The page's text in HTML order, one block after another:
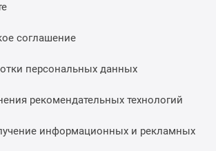
соглашение
персональных данных
рекомендательных технологий
информационных и рекламных